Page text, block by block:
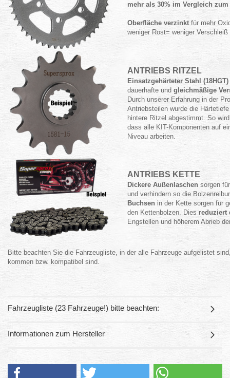
mehr als 30% im Vergleich zum
Oberfläche verzinktfür mehr
weniger Rost= weniger Verschleiß
ANTRIEBS RITZEL
Einsatzgehärteter Stahl (18HGT)
dauerhafte und gleichmäßige
Durch unserer Erfahrung in der
Antriebsteilen wurde die
hintere Ritzel abgestimmt. So
dass alle KIT-Komponenten auf
Niveau arbeiten.
ANTRIEBS KETTE
Dickere Außenlaschen sorgen
und verhindern so die
Buchsen in der Kette sorgen für
den Kettenbolzen. Dies reduziert
Engstellen und höherem Abrieb
Bitte beachten Sie die Fahrzeugliste, in der alle Fahrzeuge aufgelistet
kommen bzw. kompatibel sind.
Fahrzeugliste (23 Fahrzeuge!) bitte beachten:
Informationen zum Hersteller